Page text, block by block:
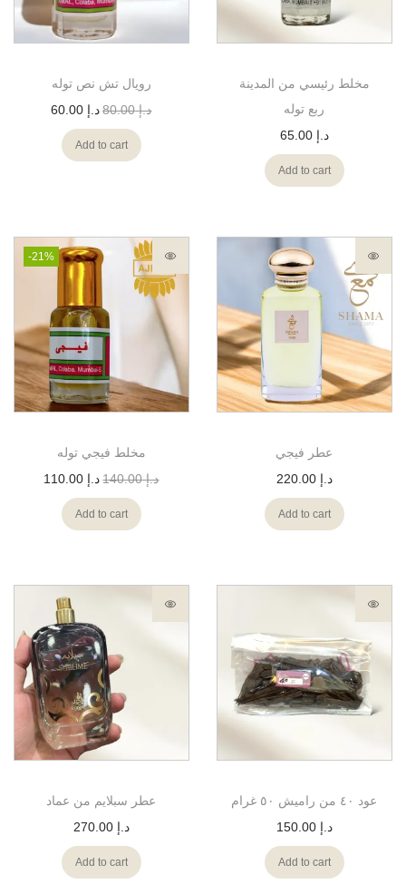
رويال تش نص توله
د.إ80.00 د.إ
Add to cart
مخلط رئيسي من المدينة
ربع توله
د.إ 65.00
Add to cart
-21%
مخلط فيجي توله
د.إ140.00 د.إ
Add to cart
عطر فيجي
د.إ 220.00
Add to cart
عطر سبلايم من عماد
د.إ 270.00
Add to cart
عود ٤٠ من راميش ٥٠ غرام
د.إ 150.00
Add to cart